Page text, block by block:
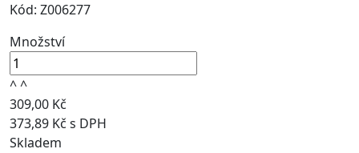
Kód: Z006277
Množství
^^
309,00 Kč
373,89 Kč s DPH
Skladem